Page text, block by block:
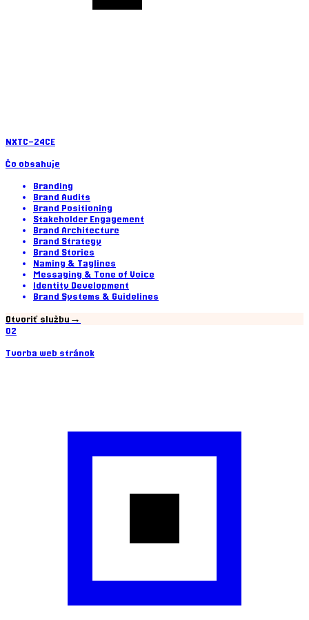
NXTC-24CE
Čo obsahuje
Branding
Brand Audits
Brand Positioning
Stakeholder Engagement
Brand Architecture
Brand Strategy
Brand Stories
Naming & Taglines
Messaging & Tone of Voice
Identity Development
Brand Systems & Guidelines
Otvoriť službu →
02
Tvorba web stránok